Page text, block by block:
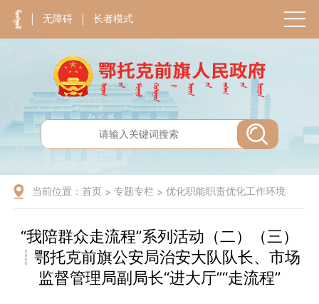
无障碍 长者模式
当前位置：首页 >专题专栏 >优化职能职责优化工作环境
“我陪群众走流程”系列活动（二）（三）
┊鄂托克前旗公安局治安大队队长、市场
监督管理局副局长“进大厅”“走流程”